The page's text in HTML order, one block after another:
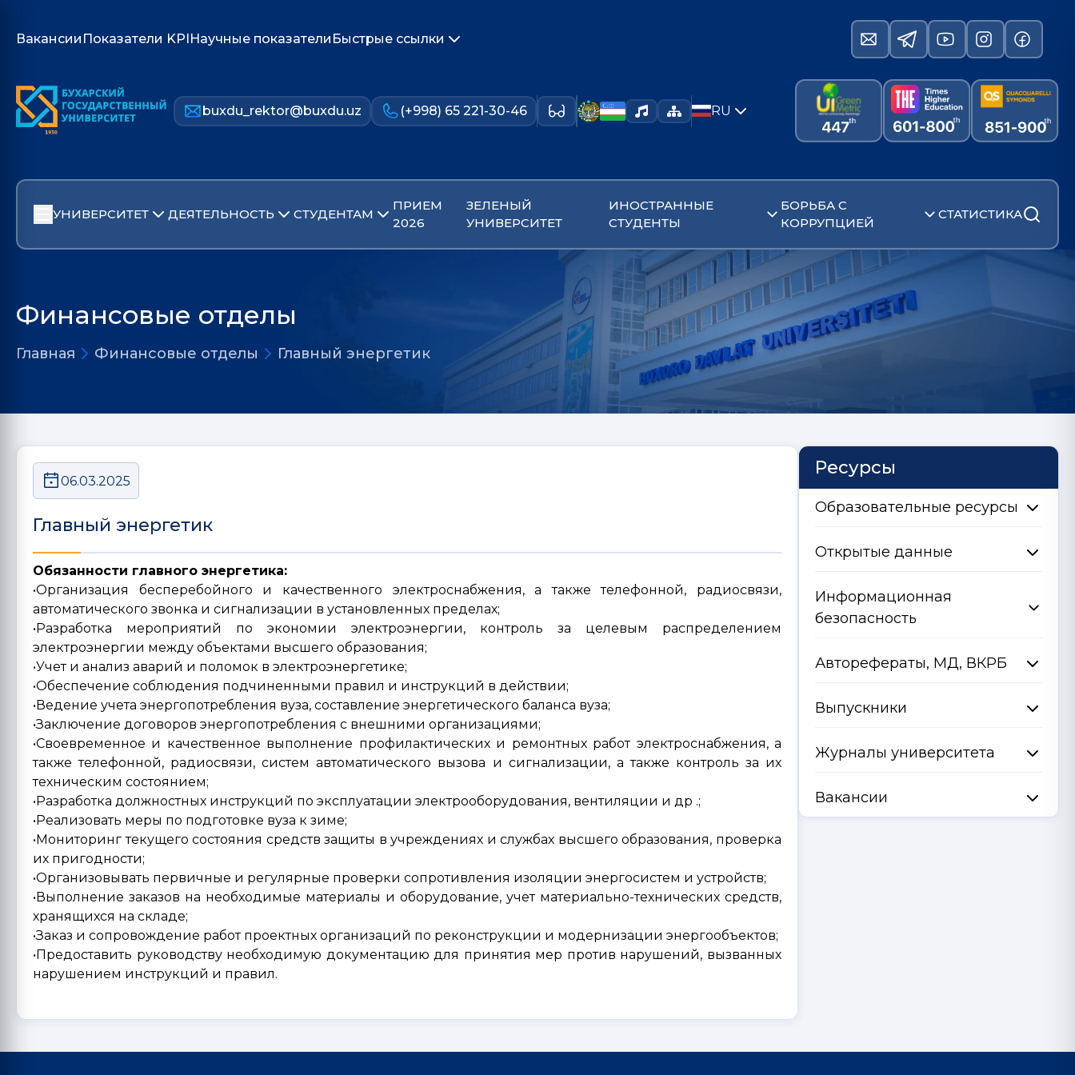
Вакансии Показатели KPIНаучные показатели Быстрые ссылки
buxdu_rektor@buxdu.uz (+998) 65 221-30-46 RU
УНИВЕРСИТЕТ ДЕЯТЕЛЬНОСТЬ СТУДЕНТАМ
ПРИЕМ
2026
ЗЕЛЕНЫЙ
УНИВЕРСИТЕТ
ИНОСТРАННЫЕ
СТУДЕНТЫ
БОРЬБА С
КОРРУПЦИЕЙ
СТАТИСТИКА
Финансовые отделы
Главная Финансовые отделы Главный энергетик
06.03.2025
Главный энергетик
Обязанности главного энергетика:
•Организация бесперебойного и качественного электроснабжения, а также телефонной, радиосвязи,
автоматического звонка и сигнализации в установленных пределах;
•Разработка мероприятий по экономии электроэнергии, контроль за целевым распределением
электроэнергии между объектами высшего образования;
•Учет и анализ аварий и поломок в электроэнергетике;
•Обеспечение соблюдения подчиненными правил и инструкций в действии;
•Ведение учета энергопотребления вуза, составление энергетического баланса вуза;
•Заключение договоров энергопотребления с внешними организациями;
•Своевременное и качественное выполнение профилактических и ремонтных работ электроснабжения, а
также телефонной, радиосвязи, систем автоматического вызова и сигнализации, а также контроль за их
техническим состоянием;
•Разработка должностных инструкций по эксплуатации электрооборудования, вентиляции и др .;
•Реализовать меры по подготовке вуза к зиме;
•Мониторинг текущего состояния средств защиты в учреждениях и службах высшего образования, проверка
их пригодности;
•Организовывать первичные и регулярные проверки сопротивления изоляции энергосистем и устройств;
•Выполнение заказов на необходимые материалы и оборудование, учет материально-технических средств,
хранящихся на складе;
•Заказ и сопровождение работ проектных организаций по реконструкции и модернизации энергообъектов;
•Предоставить руководству необходимую документацию для принятия мер против нарушений, вызванных
нарушением инструкций и правил.
Ресурсы
Образовательные ресурсы
Открытые данные
Информационная
безопасность
Авторефераты, МД, ВКРБ
Выпускники
Журналы университета
Вакансии